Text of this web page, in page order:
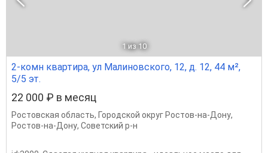
1 из 10
2-комн квартира, ул Малиновского, 12, д. 12, 44 м²,
5/5 эт.
22 000 ₽ в месяц
Ростовская область, Городской округ Ростов-на-Дону,
Ростов-на-Дону, Советский р-н